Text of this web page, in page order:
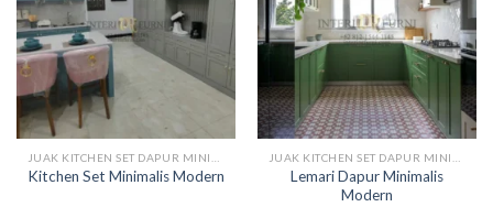
Kitchen Set Minimalis Modern
Lemari Dapur Minimalis
Modern